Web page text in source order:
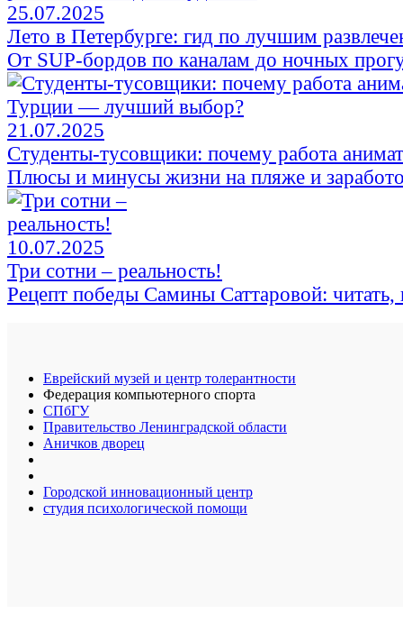
25.07.2025
Лето в Петербурге: гид по лучшим
От SUP‑бордов по каналам до ночных
21.07.2025
Студенты-тусовщики: почему работа
Плюсы и минусы жизни на пляже и
10.07.2025
Три сотни – реальность!
Рецепт победы Самины Саттаровой:
Еврейский музей и центр толерантности
Федерация компьютерного спорта
СПбГУ
Правительство Ленинградской области
Аничков дворец
Городской инновационный центр
студия психологической помощи